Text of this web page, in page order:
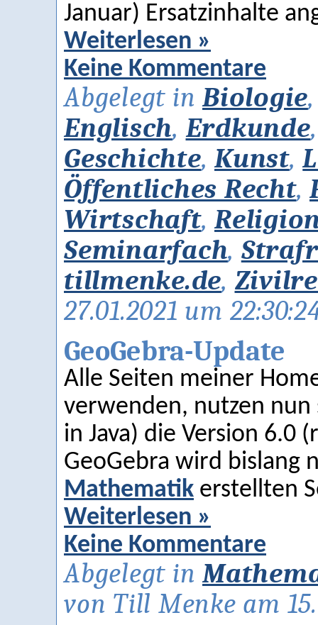
Januar) Ersatzinhalte
Weiterlesen »
Keine Kommentare
Abgelegt inBiologie
Englisch,Erdkunde
Geschichte,Kunst,
Öffentliches Recht,
Wirtschaft,
Seminarfach,
tillmenke.de,
27.01.2021 um
GeoGebra-Update
Alle Seiten meiner
verwenden, nutzen
in Java) die Version 6.0
GeoGebra wird bislang
Mathematik erstellten
Weiterlesen »
Keine Kommentare
Abgelegt in
von Till Menke am